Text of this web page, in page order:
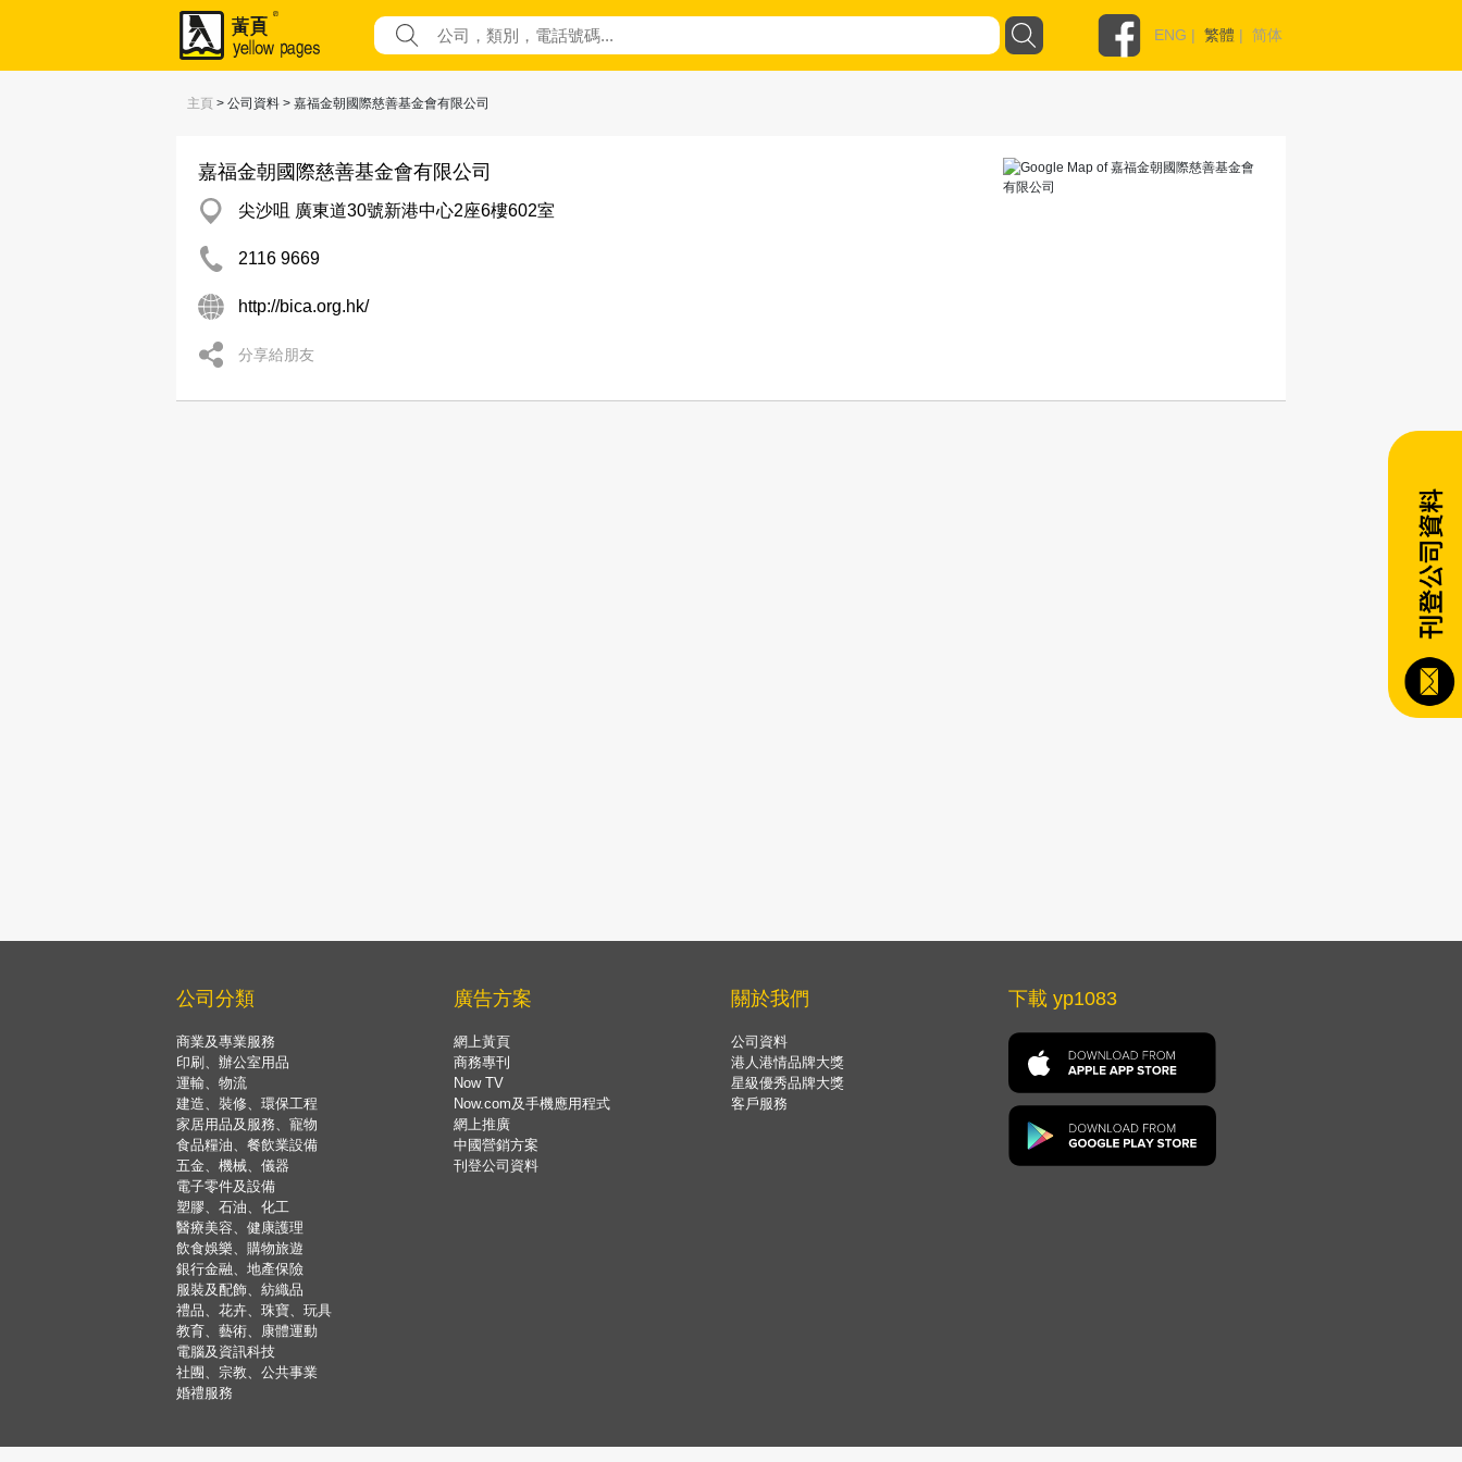
ENG | 繁體 | 简体
主頁 > 公司資料 > 嘉福金朝國際慈善基金會有限公司
嘉福金朝國際慈善基金會有限公司
尖沙咀 廣東道30號新港中心2座6樓602室
2116 9669
http://bica.org.hk/
分享給朋友
公司分類
商業及專業服務
印刷、辦公室用品
運輸、物流
建造、裝修、環保工程
家居用品及服務、寵物
食品糧油、餐飲業設備
五金、機械、儀器
電子零件及設備
塑膠、石油、化工
醫療美容、健康護理
飲食娛樂、購物旅遊
銀行金融、地產保險
服裝及配飾、紡織品
禮品、花卉、珠寶、玩具
教育、藝術、康體運動
電腦及資訊科技
社團、宗教、公共事業
婚禮服務
廣告方案
網上黃頁
商務專刊
Now TV
Now.com及手機應用程式
網上推廣
中國營銷方案
刊登公司資料
關於我們
公司資料
港人港情品牌大獎
星級優秀品牌大獎
客戶服務
下載 yp1083